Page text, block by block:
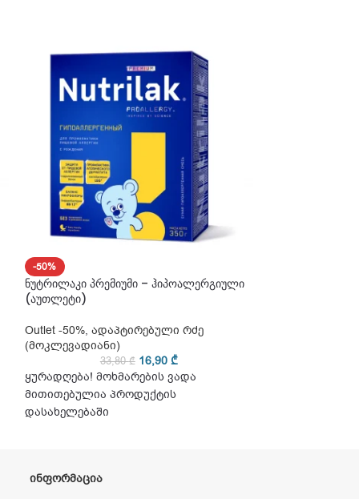
-50%
ნუტრილაკი პრემიუმი – ჰიპოალერგიული
(აუთლეტი)
Outlet -50%, ადაპტირებული რძე
(მოკლევადიანი)
33,80₾ 16,90 ₾
ყურადღება! მოხმარების ვადა
მითითებულია პროდუქტის
დასახელებაში
ᲘᲜᲤᲝᲠᲛᲐᲪᲘᲐ